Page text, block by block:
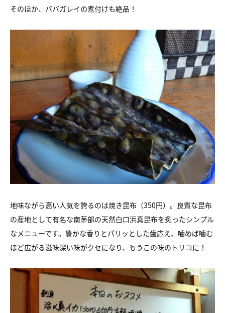
そのほか、ババガレイの煮付けも絶品！
地味ながら高い人気を誇るのは焼き昆布（350円）。良質な昆布
の産地として有名な南茅部の天然白口浜真昆布を炙ったシンプル
なメニューです。豊かな香りとパリッとした歯応え、噛めば噛む
ほど広がる滋味深い味がクセになり、もうこの味のトリコに！